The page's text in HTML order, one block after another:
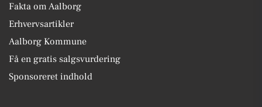
Fakta om Aalborg
Erhvervsartikler
Aalborg Kommune
Få en gratis salgsvurdering
Sponsoreret indhold